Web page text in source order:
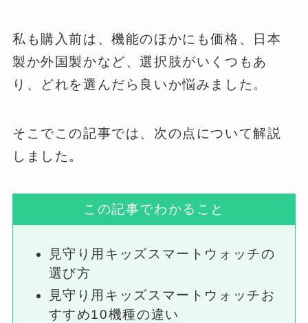
私も購入前は、機能のほかにも価格、日本
製か外国製かなど、選択肢がいくつもあ
り、どれを選んだら良いか悩みました。
そこでこの記事では、次の点について解説
しました。
この記事でわかること
見守り用キッズスマートウォッチの
選び方
見守り用キッズスマートウォッチお
すすめ10機種の違い